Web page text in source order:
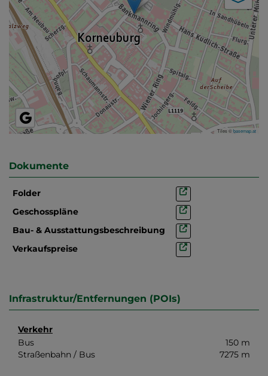
Tiles ©basemap.at
Dokumente
Folder
Geschosspläne
Bau- & Ausstattungsbeschreibung
Verkaufspreise
Infrastruktur/Entfernungen (POIs)
Verkehr
Bus
150 m
Straßenbahn / Bus
7275 m